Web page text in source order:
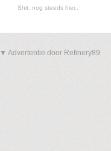
Shit, nog steeds hier..
▼ Advertentie door Refinery89